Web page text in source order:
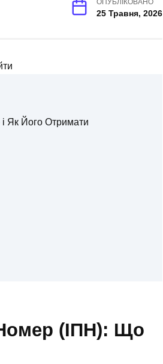
ОПУБЛІКОВАНО
25 Травня, 2026
Як Його Отримати
(ІПН): Що